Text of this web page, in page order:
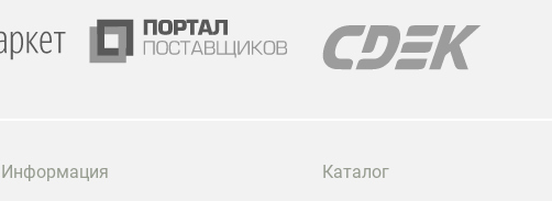
проектора.
Информация Каталог